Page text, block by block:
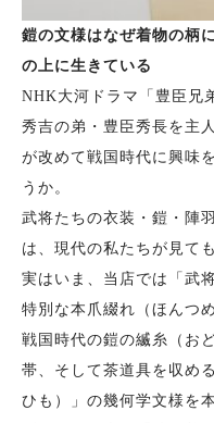
鎧の文様はなぜ着物の柄
の上に生きている
NHK大河ドラマ「豊臣兄
秀吉の弟・豊臣秀長を主
が改めて戦国時代に興味
うか。
武将たちの衣装・鎧・陣
は、現代の私たちが見て
実はいま、当店では「武
特別な本爪綴れ（ほんつ
戦国時代の鎧の縅糸（お
帯、そして茶道具を収め
ひも）」の幾何学文様を